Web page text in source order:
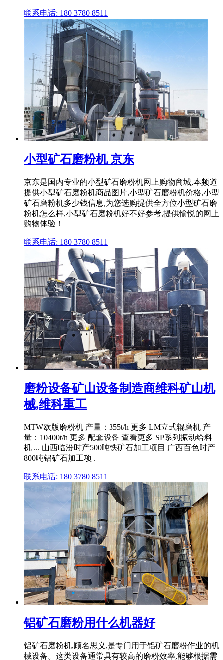
联系电话: 180 3780 8511
小型矿石磨粉机 京东
京东是国内专业的小型矿石磨粉机网上购物商城,本频道
提供小型矿石磨粉机商品图片,小型矿石磨粉机价格,小型
矿石磨粉机多少钱信息,为您选购提供全方位小型矿石磨
粉机怎么样,小型矿石磨粉机好不好参考,提供愉悦的网上
购物体验！
联系电话: 180 3780 8511
磨粉设备矿山设备制造商维科矿山机
械,维科重工
MTW欧版磨粉机 产量：355t/h 更多 LM立式辊磨机 产
量：10400t/h 更多 配套设备 查看更多 SP系列振动给料
机 ... 山西临汾时产500吨铁矿石加工项目 广西百色时产
800吨铝矿石加工项 .
联系电话: 180 3780 8511
铝矿石磨粉用什么机器好
铝矿石磨粉机,顾名思义,是专门用于铝矿石磨粉作业的机
械设备。这类设备通常具有较高的磨粉效率,能够根据需